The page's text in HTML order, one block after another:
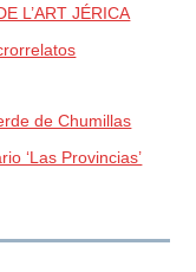
L’ART JÉRICA
de Chumillas
‘Las Provincias’